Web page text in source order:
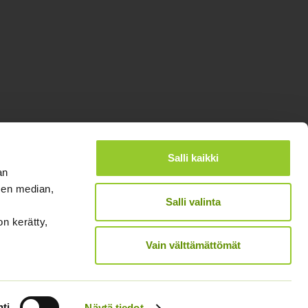
median,
kerätty,
Salli kaikki
Salli valinta
Vain välttämättömät
Designed and Released by Rock My Business®